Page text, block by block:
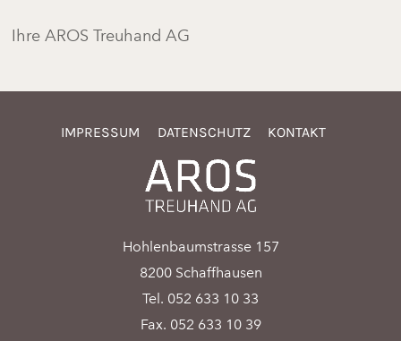
Ihre AROS Treuhand AG
IMPRESSUM DATENSCHUTZ KONTAKT
Hohlenbaumstrasse 157
8200 Schaffhausen
Tel. 052 633 10 33
Fax. 052 633 10 39